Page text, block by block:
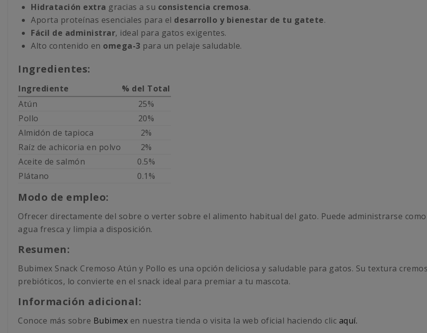
Hidratación extra gracias a su consistencia cremosa.
Aporta proteínas esenciales para el desarrollo y bienestar de tu gatete.
Fácil de administrar, ideal para gatos exigentes.
Alto contenido en omega-3 para un pelaje saludable.
Ingredientes:
Ingrediente
% del Total
Atún
25%
Pollo
20%
Almidón de tapioca
2%
Raíz de achicoria en polvo
2%
Aceite de salmón
0.5%
Plátano
0.1%
Modo de empleo:
Ofrecer directamente del sobre o verter sobre el alimento habitual del gato. Puede administrarse
agua fresca y limpia a disposición.
Resumen:
Bubimex Snack Cremoso Atún y Pollo es una opción deliciosa y saludable para gatos. Su textura
prebióticos, lo convierte en el snack ideal para premiar a tu mascota.
Información adicional:
Conoce más sobre Bubimex en nuestra tienda o visita la web oficial haciendo clic aquí.